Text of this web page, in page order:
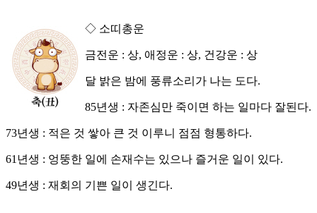
◇ 소띠총운
금전운 : 상, 애정운 : 상, 건강운 : 상
달 밝은 밤에 풍류소리가 나는 도다.
85년생 : 자존심만 죽이면 하는 일마다 잘된다.
73년생 : 적은 것 쌓아 큰 것 이루니 점점 형통하다.
61년생 : 엉뚱한 일에 손재수는 있으나 즐거운 일이 있다.
49년생 : 재회의 기쁜 일이 생긴다.